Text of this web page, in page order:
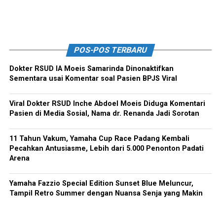
POS-POS TERBARU
Dokter RSUD IA Moeis Samarinda Dinonaktifkan
Sementara usai Komentar soal Pasien BPJS Viral
Viral Dokter RSUD Inche Abdoel Moeis Diduga Komentari
Pasien di Media Sosial, Nama dr. Renanda Jadi Sorotan
11 Tahun Vakum, Yamaha Cup Race Padang Kembali
Pecahkan Antusiasme, Lebih dari 5.000 Penonton Padati
Arena
Yamaha Fazzio Special Edition Sunset Blue Meluncur,
Tampil Retro Summer dengan Nuansa Senja yang Makin